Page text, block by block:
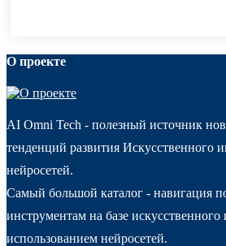
О проекте
AI Omni Tech - полезный источник
тенденций развития Искусственного
нейросетей.
Самый большой каталог - навигация
инструментам на базе искусственного
использованием нейросетей.